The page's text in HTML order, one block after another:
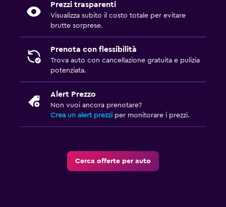
Prezzi trasparenti
Visualizza subito il costo totale per evitare
brutte sorprese.
Prenota con flessibilità
Trova auto con cancellazione gratuita e pulizia
potenziata.
Alert Prezzo
Non vuoi ancora prenotare?
Crea un alert prezzi per monitorare i prezzi.
Cerca offerte per auto